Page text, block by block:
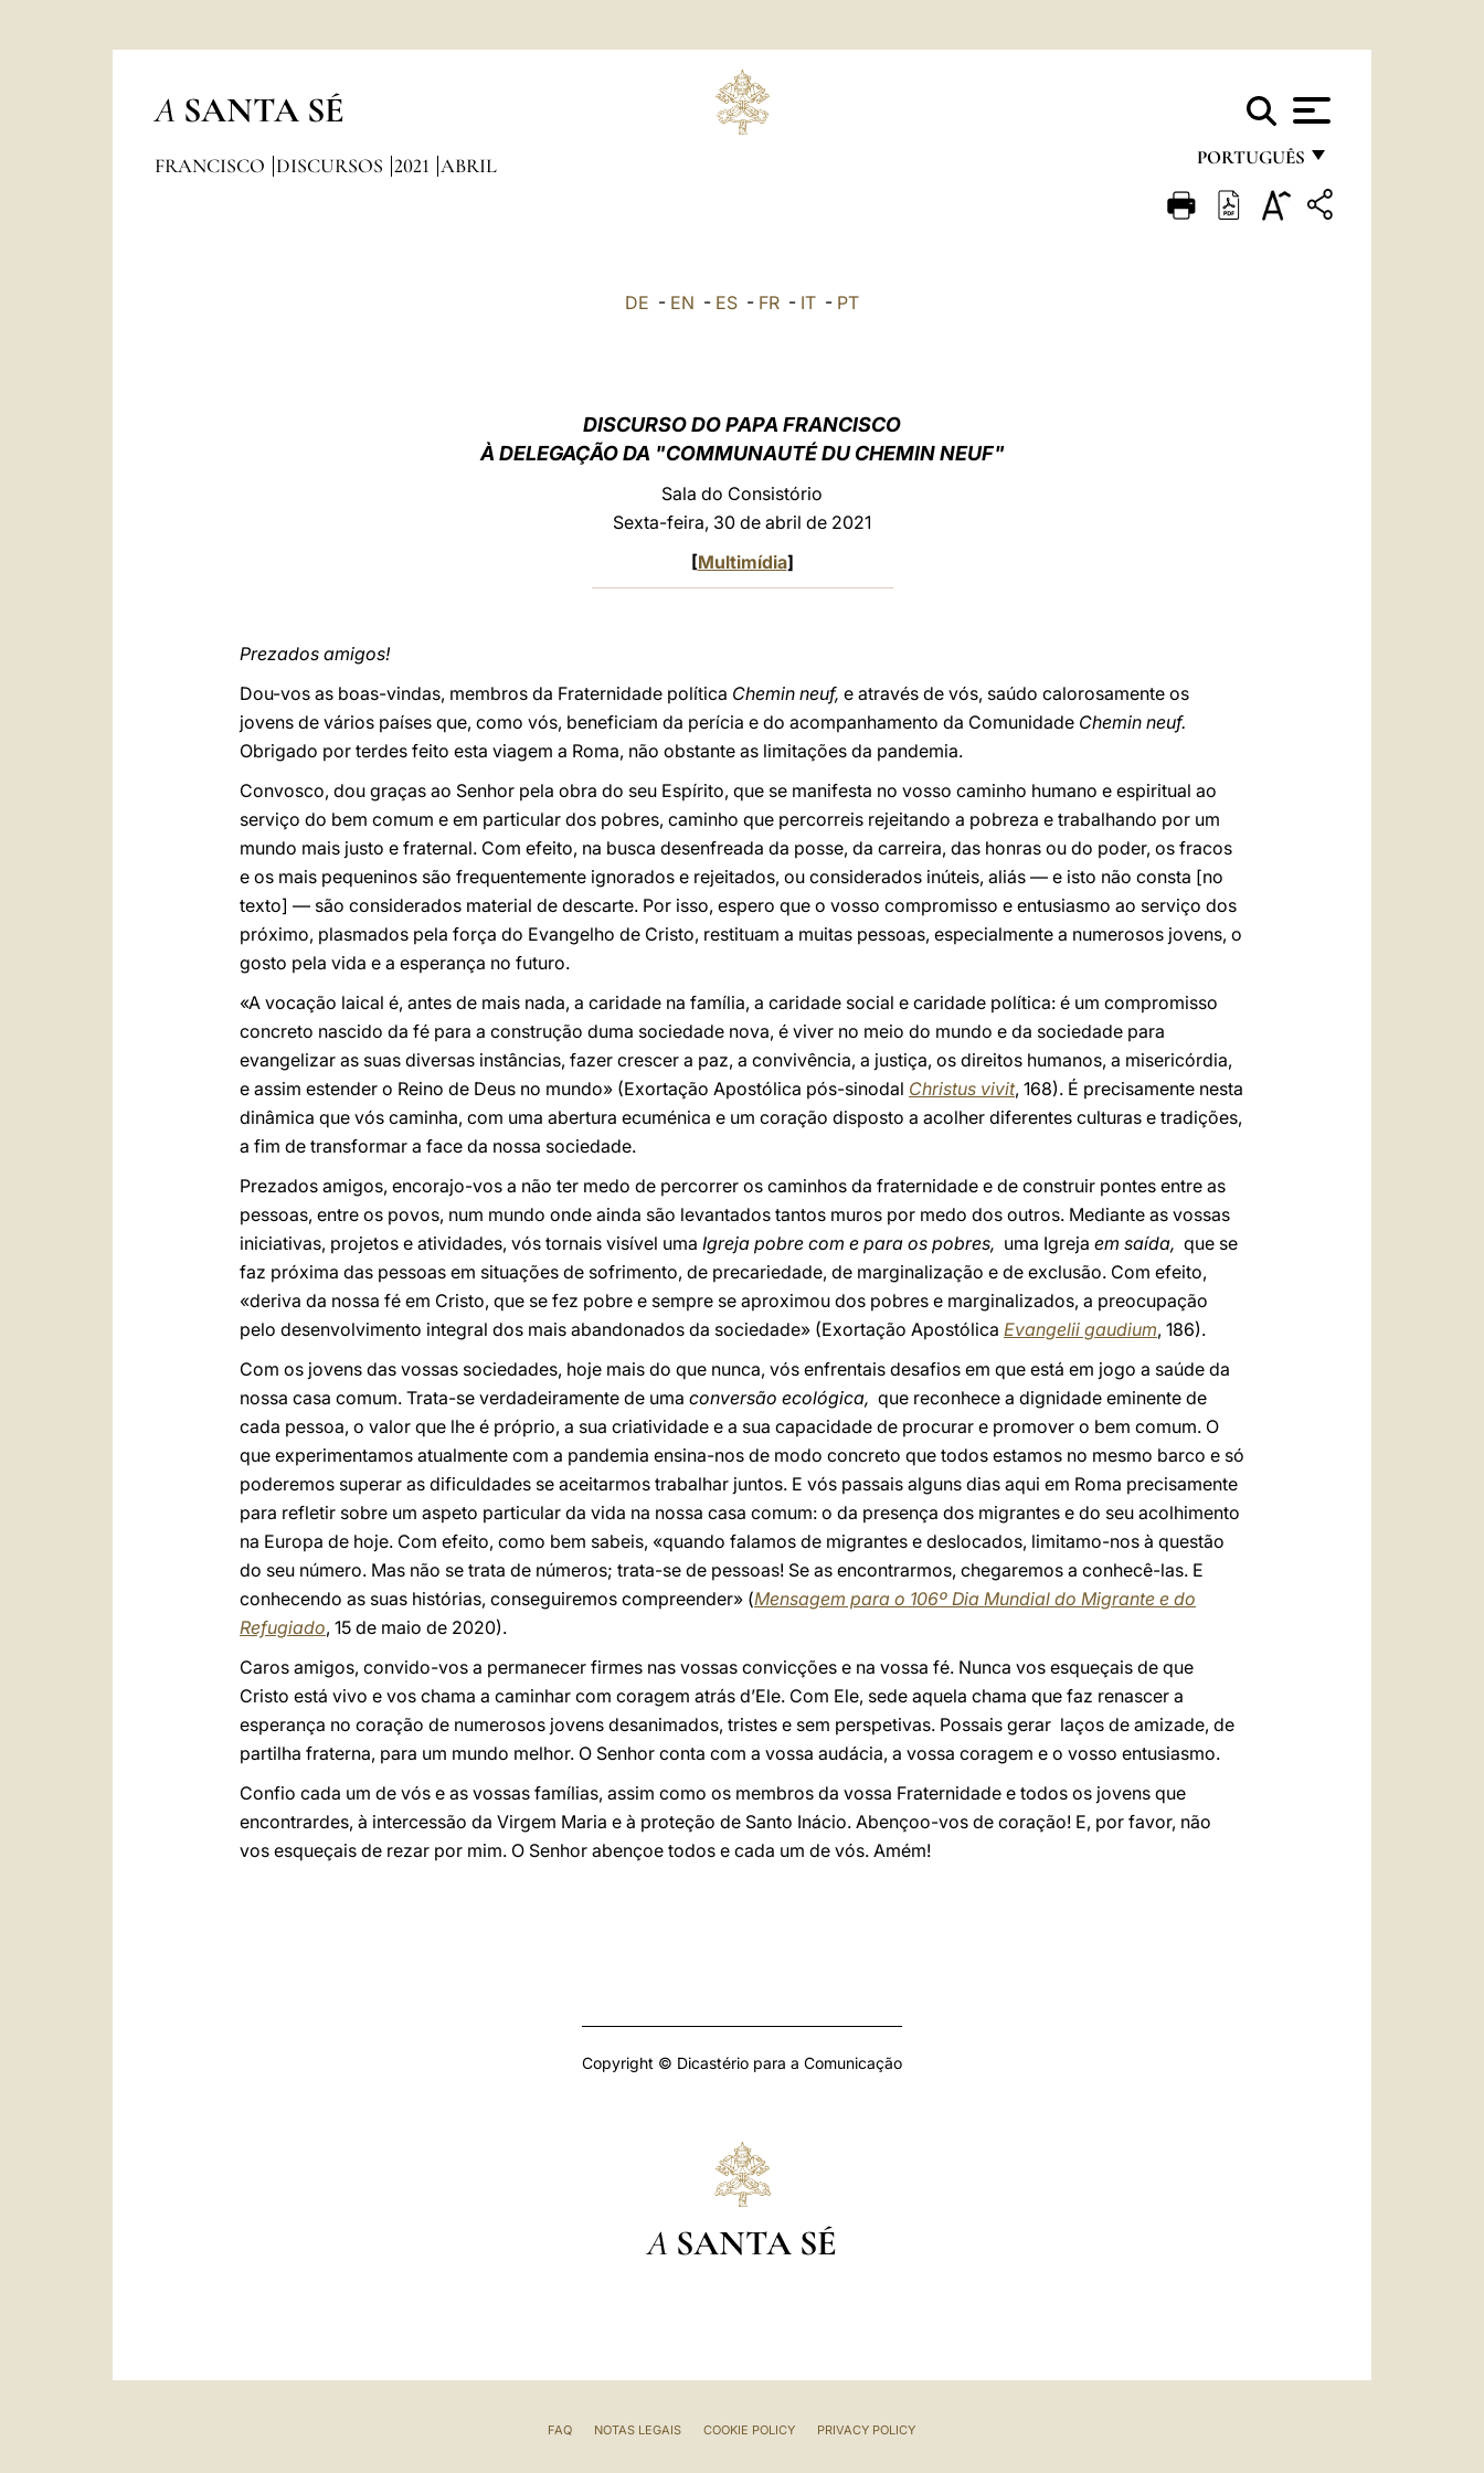
A SANTA SÉ
PORTUGUÊS
FRANÇAIS
FRANCISCO DISCURSOS 2021 ABRIL
DE - EN - ES - FR - IT - PT
DISCURSO DO PAPA FRANCISCO
À DELEGAÇÃO DA "COMMUNAUTÉ DU CHEMIN NEUF"
Sala do Consistório
Sexta-feira, 30 de abril de 2021
[Multimídia]
Prezados amigos!
Dou-vos as boas-vindas, membros da Fraternidade política Chemin neuf, e através de vós, saúdo calorosamente os
jovens de vários países que, como vós, beneficiam da perícia e do acompanhamento da Comunidade Chemin neuf.
Obrigado por terdes feito esta viagem a Roma, não obstante as limitações da pandemia.
Convosco, dou graças ao Senhor pela obra do seu Espírito, que se manifesta no vosso caminho humano e espiritual ao
serviço do bem comum e em particular dos pobres, caminho que percorreis rejeitando a pobreza e trabalhando por um
mundo mais justo e fraternal. Com efeito, na busca desenfreada da posse, da carreira, das honras ou do poder, os fracos
e os mais pequeninos são frequentemente ignorados e rejeitados, ou considerados inúteis, aliás — e isto não consta [no
texto] — são considerados material de descarte. Por isso, espero que o vosso compromisso e entusiasmo ao serviço dos
próximo, plasmados pela força do Evangelho de Cristo, restituam a muitas pessoas, especialmente a numerosos jovens, o
gosto pela vida e a esperança no futuro.
«A vocação laical é, antes de mais nada, a caridade na família, a caridade social e caridade política: é um compromisso
concreto nascido da fé para a construção duma sociedade nova, é viver no meio do mundo e da sociedade para
evangelizar as suas diversas instâncias, fazer crescer a paz, a convivência, a justiça, os direitos humanos, a misericórdia,
e assim estender o Reino de Deus no mundo» (Exortação Apostólica pós-sinodal Christus vivit, 168). É precisamente nesta
dinâmica que vós caminha, com uma abertura ecuménica e um coração disposto a acolher diferentes culturas e tradições,
a fim de transformar a face da nossa sociedade.
Prezados amigos, encorajo-vos a não ter medo de percorrer os caminhos da fraternidade e de construir pontes entre as
pessoas, entre os povos, num mundo onde ainda são levantados tantos muros por medo dos outros. Mediante as vossas
iniciativas, projetos e atividades, vós tornais visível uma Igreja pobre com e para os pobres, uma Igreja em saída, que se
faz próxima das pessoas em situações de sofrimento, de precariedade, de marginalização e de exclusão. Com efeito,
«deriva da nossa fé em Cristo, que se fez pobre e sempre se aproximou dos pobres e marginalizados, a preocupação
pelo desenvolvimento integral dos mais abandonados da sociedade» (Exortação Apostólica Evangelii gaudium, 186).
Com os jovens das vossas sociedades, hoje mais do que nunca, vós enfrentais desafios em que está em jogo a saúde da
nossa casa comum. Trata-se verdadeiramente de uma conversão ecológica, que reconhece a dignidade eminente de
cada pessoa, o valor que lhe é próprio, a sua criatividade e a sua capacidade de procurar e promover o bem comum. O
que experimentamos atualmente com a pandemia ensina-nos de modo concreto que todos estamos no mesmo barco e só
poderemos superar as dificuldades se aceitarmos trabalhar juntos. E vós passais alguns dias aqui em Roma precisamente
para refletir sobre um aspeto particular da vida na nossa casa comum: o da presença dos migrantes e do seu acolhimento
na Europa de hoje. Com efeito, como bem sabeis, «quando falamos de migrantes e deslocados, limitamo-nos à questão
do seu número. Mas não se trata de números; trata-se de pessoas! Se as encontrarmos, chegaremos a conhecê-las. E
conhecendo as suas histórias, conseguiremos compreender» (Mensagem para o 106º Dia Mundial do Migrante e do
Refugiado, 15 de maio de 2020).
Caros amigos, convido-vos a permanecer firmes nas vossas convicções e na vossa fé. Nunca vos esqueçais de que
Cristo está vivo e vos chama a caminhar com coragem atrás d’Ele. Com Ele, sede aquela chama que faz renascer a
esperança no coração de numerosos jovens desanimados, tristes e sem perspetivas. Possais gerar laços de amizade, de
partilha fraterna, para um mundo melhor. O Senhor conta com a vossa audácia, a vossa coragem e o vosso entusiasmo.
Confio cada um de vós e as vossas famílias, assim como os membros da vossa Fraternidade e todos os jovens que
encontrardes, à intercessão da Virgem Maria e à proteção de Santo Inácio. Abençoo-vos de coração! E, por favor, não
vos esqueçais de rezar por mim. O Senhor abençoe todos e cada um de vós. Amém!
Copyright © Dicastério para a Comunicação
A SANTA SÉ
FAQ NOTAS LEGAIS COOKIE POLICY PRIVACY POLICY